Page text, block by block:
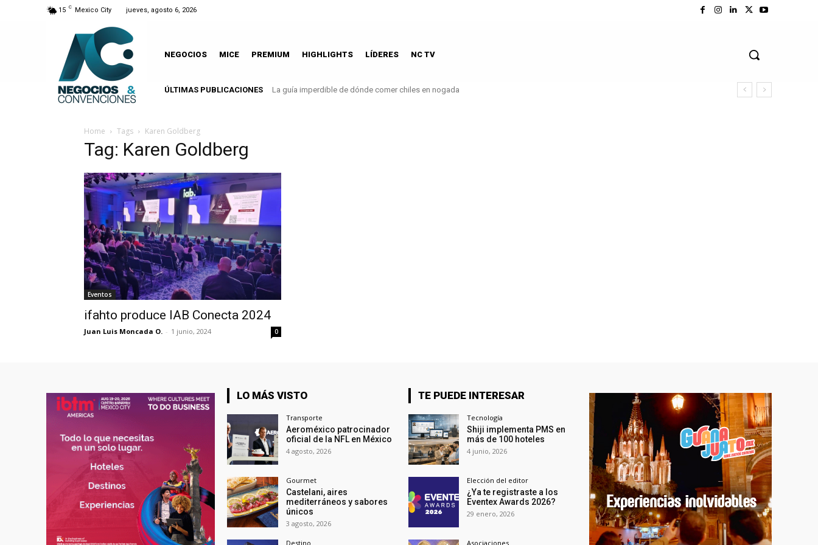
15 C Mexico City jueves, agosto 6, 2026
NEGOCIOS MICE PREMIUM HIGHLIGHTS LÍDERES NC TV
ÚLTIMAS PUBLICACIONES La guía imperdible de dónde comer chiles en nogada
Castelani, aires mediterráneos y sabores únicos
Home Tags Karen Goldberg
Tag: Karen Goldberg
Eventos
ifahto produce IAB Conecta 2024
Juan Luis Moncada O. - 1 junio, 2024 0
LO MÁS VISTO
Transporte
Aeroméxico patrocinador
oficial de la NFL en México
4 agosto, 2026
Gourmet
Castelani, aires
mediterráneos y sabores
únicos
3 agosto, 2026
Destino
TE PUEDE INTERESAR
Tecnología
Shiji implementa PMS en
más de 100 hoteles
4 junio, 2026
Elección del editor
¿Ya te registraste a los
Eventex Awards 2026?
29 enero, 2026
Asociaciones